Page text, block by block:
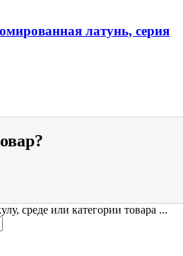
латунь, серия
среде или категории товара ...